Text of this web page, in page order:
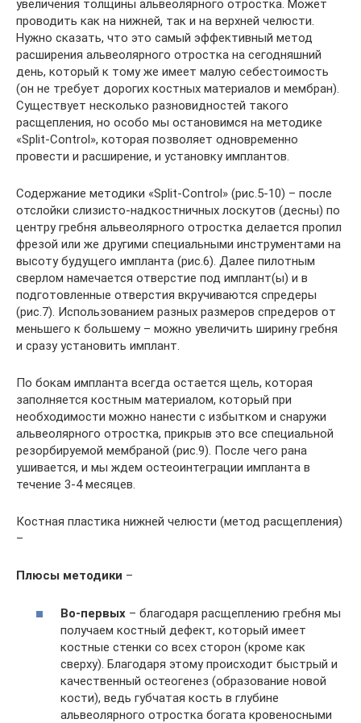
увеличения толщины альвеолярного отростка. Может
проводить как на нижней, так и на верхней челюсти.
Нужно сказать, что это самый эффективный метод
расширения альвеолярного отростка на сегодняшний
день, который к тому же имеет малую себестоимость
(он не требует дорогих костных материалов и мембран).
Существует несколько разновидностей такого
расщепления, но особо мы остановимся на методике
«Split-Control», которая позволяет одновременно
провести и расширение, и установку имплантов.
Содержание методики «Split-Control» (рис.5-10) – после
отслойки слизисто-надкостничных лоскутов (десны) по
центру гребня альвеолярного отростка делается пропил
фрезой или же другими специальными инструментами на
высоту будущего импланта (рис.6). Далее пилотным
сверлом намечается отверстие под имплант(ы) и в
подготовленные отверстия вкручиваются спредеры
(рис.7). Использованием разных размеров спредеров от
меньшего к большему – можно увеличить ширину гребня
и сразу установить имплант.
По бокам импланта всегда остается щель, которая
заполняется костным материалом, который при
необходимости можно нанести с избытком и снаружи
альвеолярного отростка, прикрыв это все специальной
резорбируемой мембраной (рис.9). После чего рана
ушивается, и мы ждем остеоинтеграции импланта в
течение 3-4 месяцев.
Костная пластика нижней челюсти (метод расщепления)
–
Плюсы методики –
Во-первых – благодаря расщеплению гребня мы
получаем костный дефект, который имеет
костные стенки со всех сторон (кроме как
сверху). Благодаря этому происходит быстрый и
качественный остеогенез (образование новой
кости), ведь губчатая кость в глубине
альвеолярного отростка богата кровеносными